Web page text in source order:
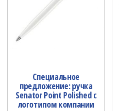
Специальное
предложение: ручка
Senator Point Polished c
логотипом компании